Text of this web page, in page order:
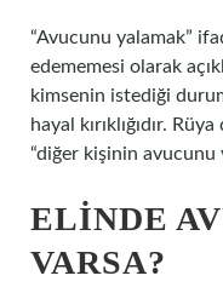
“Avucunu yalamak”
edememesi olarak
kimsenin istediği
hayal kırıklığıdır.
“diğer kişinin avucunu
ELINDE
VARSA?